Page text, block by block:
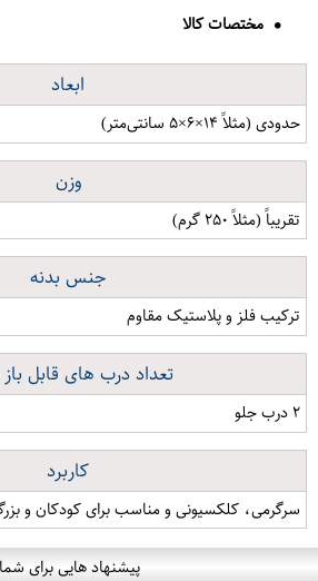
مختصات کالا
ابعاد
حدودی (مثلاً ۱۴×۶×۵ سانتی‌متر)
وزن
تقریباً (مثلاً ۲۵۰ گرم)
جنس بدنه
ترکیب فلز و پلاستیک مقاوم
تعداد درب های قابل
۲ درب جلو
کاربرد
سرگرمی، کلکسیونی و مناسب برای کودکان و
پیشنهاد هایی برای شما